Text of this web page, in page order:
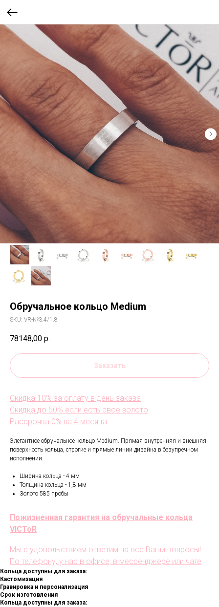
Обручальное кольцо Medium
SKU: VR-№3.4/1.8
78148,00 р.
Заказать
Скидка 10% за оплату в день заказа
Скидка до 50% если есть свое золото
Рассрочка 0% на 4 месяца
Элегантное обручальное кольцо Medium. Прямая внутренняя и внешняя
поверхность кольца, строгие и прямые линии дизайна в безупречном
исполнении.
Ширина кольца - 4 мм
Толщина кольца - 1,8 мм
Золото 585 пробы
Пожизненная гарантия на обручальные кольца
VICToR
Мы с удовольствием ответим на все Ваши вопросы!
По телефону, у нас в офисе, в мессенджере или чате
Кольца доступны для заказа:
Кастомизация
Гравировка и персонализация
Срок изготовления
Кольца доступны для заказа: